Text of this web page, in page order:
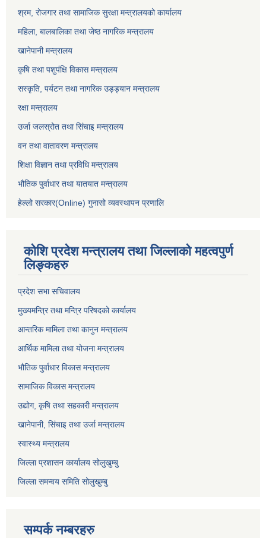
श्रम, रोजगार तथा सामाजिक सुरक्षा मन्त्रालयको कार्यालय
महिला, बालबालिका तथा जेष्ठ नागरिक मन्त्रालय
खानेपानी मन्त्रालय
कृषि तथा पशुपंक्षि विकास मन्त्रालय
सस्कृति, पर्यटन तथा नागरिक उड्ड्यान मन्त्रालय
रक्षा मन्त्रालय
उर्जा जलस्रोत तथा सिंचाइ मन्‍त्रालय
वन तथा वातावरण मन्त्रालय
शिक्षा विज्ञान तथा प्रविधि मन्त्रालय
भौतिक पुर्वाधार तथा यातयात मन्त्रालय
हेल्लो सरकार(Online) गुनासो व्यवस्थापन प्रणालि
कोशि प्रदेश मन्त्रालय तथा जिल्लाको महत्वपुर्ण
लिङ्कहरु
प्रदेश सभा सचिवालय
मुख्यमन्त्रि तथा मन्त्रि परिषदको कार्यालय
आन्तरिक मामिला तथा कानुन मन्त्रालय
आर्थिक मामिला तथा योजना मन्त्रालय
भौतिक पुर्वाधार विकास मन्त्रालय
सामाजिक विकास मन्त्रालय
उद्योग, कृषि तथा सहकारी मन्त्रालय
खानेपानी, सिंचाइ तथा उर्जा मन्त्रालय
स्वास्थ्य मन्त्रालय
जिल्ला प्रशासन कार्यालय सोलुखुम्बु
जिल्ला समन्वय समिति सोलुखुम्बु
सम्पर्क नम्बरहरु